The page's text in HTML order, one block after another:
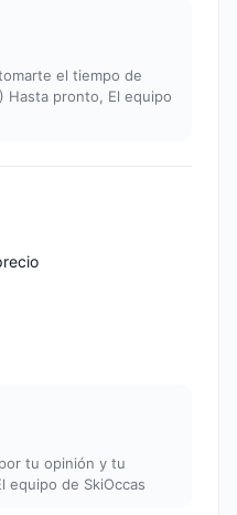
el tiempo de
Hasta pronto, El equipo
tu opinión y tu
equipo de SkiOccas